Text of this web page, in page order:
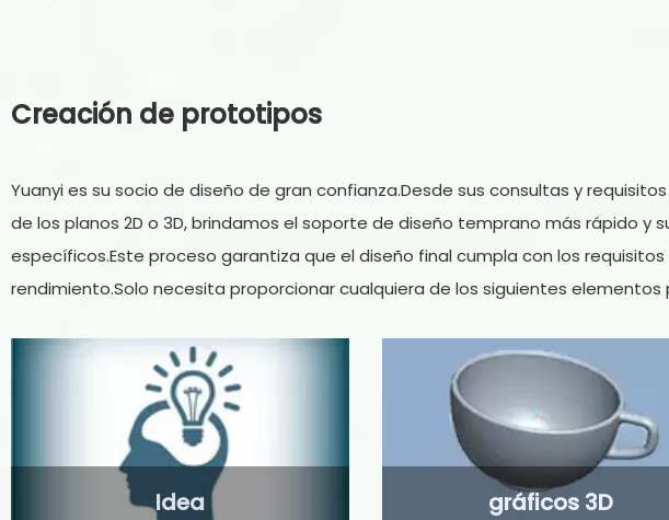
Creación de prototipos
Yuanyi es su socio de diseño de gran confianza.Desde sus consultas y
de los planos 2D o 3D, brindamos el soporte de diseño temprano más rápido
específicos.Este proceso garantiza que el diseño final cumpla con los
rendimiento.Solo necesita proporcionar cualquiera de los siguientes
Idea gráficos 3D